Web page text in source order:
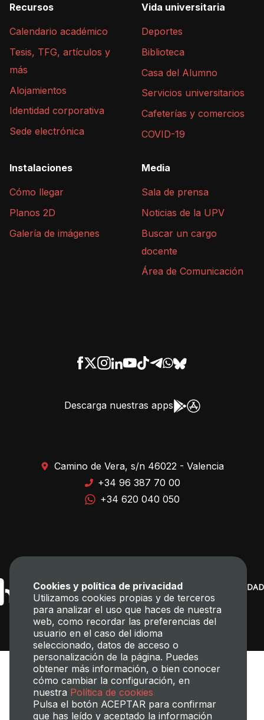
Recursos
Calendario académico
Tesis, TFG, artículos y
más
Alojamientos
Identidad corporativa
Sede electrónica
Vida universitaria
Deportes
Biblioteca
Casa del Alumno
Servicios universitarios
Cafeterías y comercios
COVID-19
Instalaciones
Cómo llegar
Planos 2D
Galería de imágenes
Media
Sala de prensa
Noticias de la UPV
Buscar un cargo
docente
Área de Comunicación
Descarga nuestras apps
Camino de Vera, s/n 46022 - Valencia
+34 96 387 70 00
+34 620 040 050
Cookies y política de privacidad
Utilizamos cookies propias y de terceros
para analizar el uso que haces de nuestra
web, como recordar las preferencias del
usuario en el caso del idioma
seleccionado, datos de acceso o
personalización de la página. Puedes
obtener más información, o bien conocer
cómo cambiar la configuración, en
nuestra Política de cookies
Pulsa el botón ACEPTAR para confirmar
que has leído y aceptado la información